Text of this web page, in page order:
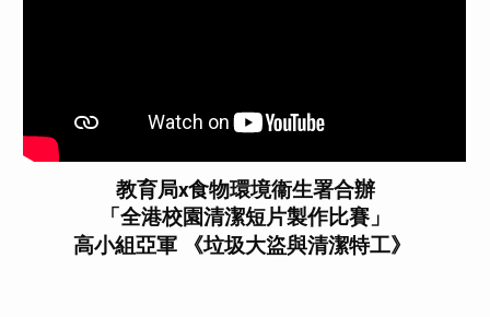
教育局x食物環境衞生署合辦
「全港校園清潔短片製作比賽」
高小組亞軍 《垃圾大盜與清潔特工》